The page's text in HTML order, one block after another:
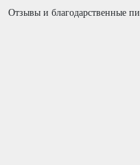
Отзывы и благодарственные